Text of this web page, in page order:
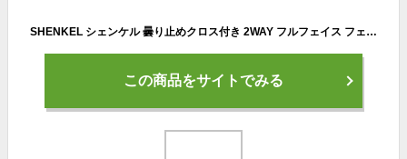
SHENKEL シェンケル 曇り止めクロス付き 2WAY フルフェイス フェイスガード FASTヘルメットにも対応 ブラック レンズ(グレー) サバゲー ペイントボール
この商品をサイトでみる